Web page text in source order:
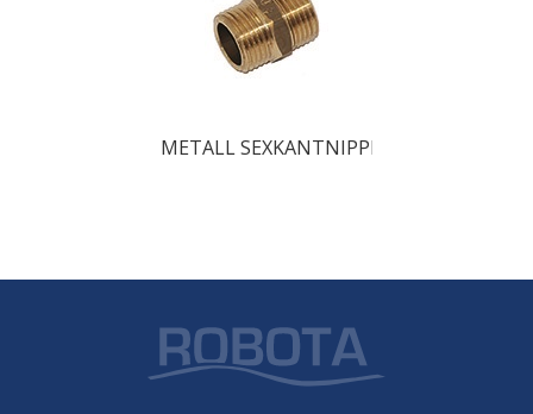
METALL SEXKANTNIPPEL 40